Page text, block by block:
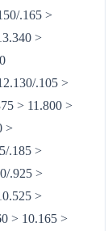
.165 >
>
.105 >
> 11.800 >
>
.185 >
.925 >
>
> 10.165 >